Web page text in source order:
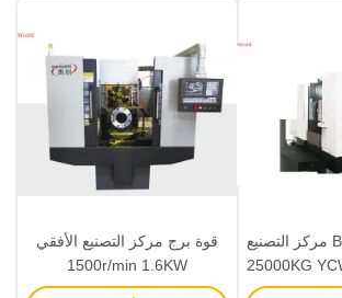
محور طحن BT50 مركز التصنيع
قوة برج مركز التصنيع الأفقي
1500r/min 1.6KW